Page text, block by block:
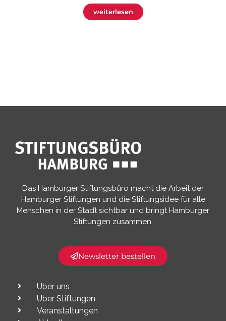
weiterlesen
Das Hamburger Stiftungsbüro macht die Arbeit der
Hamburger Stiftungen und die Stiftungsidee für alle
Menschen in der Stadt sichtbar und bringt Hamburger
Stiftungen zusammen.​
Newsletter bestellen
Über uns
Über Stiftungen
Veranstaltungen